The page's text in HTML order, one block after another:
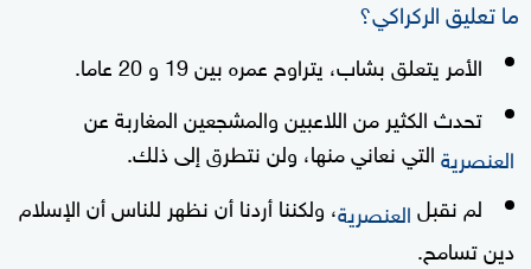
seconds
ما تعليق الركراكي؟
الأمر يتعلق بشاب، يتراوح عمره بين 19 و 20 عاما.
تحدث الكثير من اللاعبين والمشجعين المغاربة عن
العنصريةالتي نعاني منها، ولن نتطرق إلى ذلك.
لم نقبلالعنصرية، ولكننا أردنا أن نظهر للناس أن الإسلام
دين تسامح.